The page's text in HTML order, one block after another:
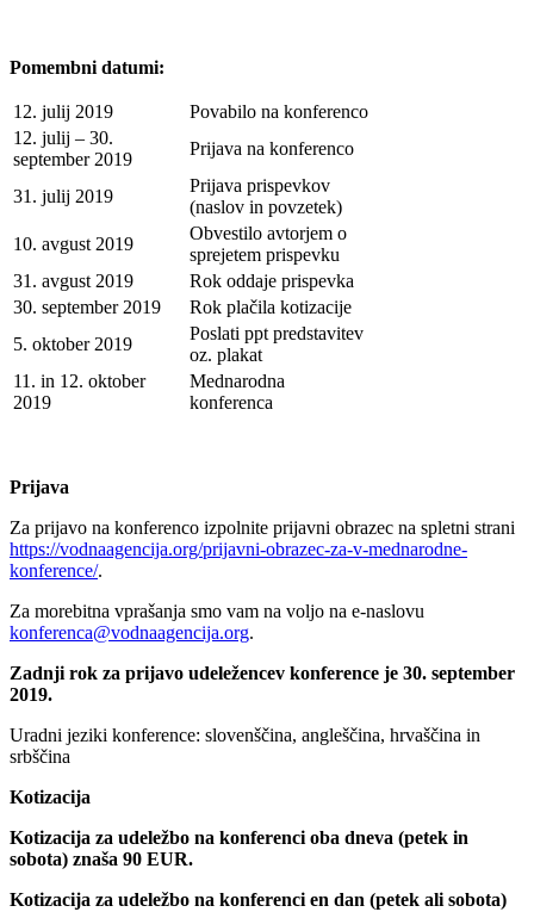
Pomembni datumi:
12. julij 2019
Povabilo na konferenco
12. julij – 30.
september 2019
Prijava na konferenco
31. julij 2019
Prijava prispevkov
(naslov in povzetek)
10. avgust 2019
Obvestilo avtorjem o
sprejetem prispevku
31. avgust 2019
Rok oddaje prispevka
30. september 2019
Rok plačila kotizacije
5. oktober 2019
Poslati ppt predstavitev
oz. plakat
11. in 12. oktober
2019
Mednarodna
konferenca
Prijava
Za prijavo na konferenco izpolnite prijavni obrazec na spletni strani
https://vodnaagencija.org/prijavni-obrazec-za-v-mednarodne-
konference/.
Za morebitna vprašanja smo vam na voljo na e-naslovu
konferenca@vodnaagencija.org.
Zadnji rok za prijavo udeležencev konference je 30. september
2019.
Uradni jeziki konference: slovenščina, angleščina, hrvaščina in
srbščina
Kotizacija
Kotizacija za udeležbo na konferenci oba dneva (petek in
sobota) znaša 90 EUR.
Kotizacija za udeležbo na konferenci en dan (petek ali sobota)